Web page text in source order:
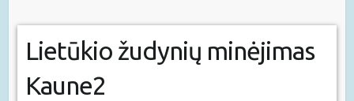
Lietūkio žudynių minėjimas
Kaune2